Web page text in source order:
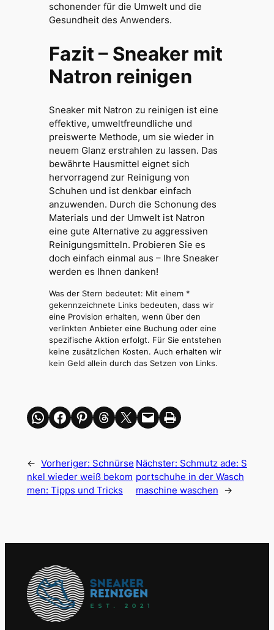
schonender für die Umwelt und die
Gesundheit des Anwenders.
Fazit – Sneaker mit
Natron reinigen
Sneaker mit Natron zu reinigen ist eine
effektive, umweltfreundliche und
preiswerte Methode, um sie wieder in
neuem Glanz erstrahlen zu lassen. Das
bewährte Hausmittel eignet sich
hervorragend zur Reinigung von
Schuhen und ist denkbar einfach
anzuwenden. Durch die Schonung des
Materials und der Umwelt ist Natron
eine gute Alternative zu aggressiven
Reinigungsmitteln. Probieren Sie es
doch einfach einmal aus – Ihre Sneaker
werden es Ihnen danken!
Was der Stern bedeutet: Mit einem *
gekennzeichnete Links bedeuten, dass wir
eine Provision erhalten, wenn über den
verlinkten Anbieter eine Buchung oder eine
spezifische Aktion erfolgt. Für Sie entstehen
keine zusätzlichen Kosten. Auch erhalten wir
kein Geld allein durch das Setzen von Links.
Share on WhatsApp Share on Facebook Share on Pinterest Share on Threads Share on X Email this Page Print this Page
← Vorheriger: Schnürse
nkel wieder weiß bekom
men: Tipps und Tricks
Nächster: Schmutz ade: S
portschuhe in der Wasch
maschine waschen
→